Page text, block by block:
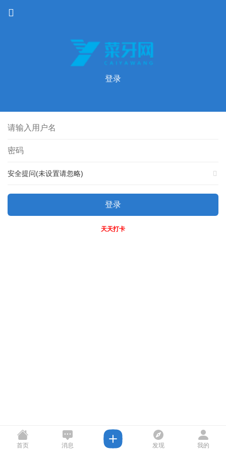
登录
安全提问(未设置请忽略)
登录
天天打卡
首页 消息 发现 我的